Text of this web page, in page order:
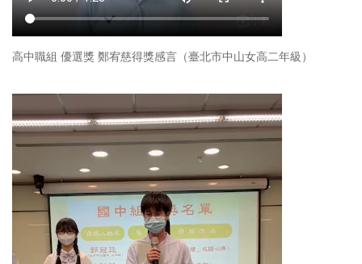
高中職組 優選獎 鄭宥慈得獎感言（臺北市中山女高二年級）